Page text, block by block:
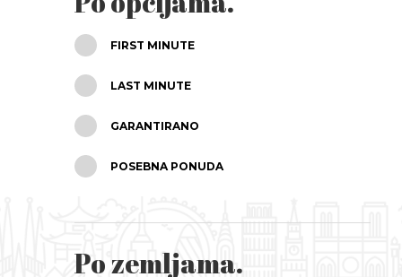
KOLOVOZ
RUJAN
LISTOPAD
STUDENI
PROSINAC
FIRST MINUTE
LAST MINUTE
GARANTIRANO
POSEBNA PONUDA
Po zemljama.